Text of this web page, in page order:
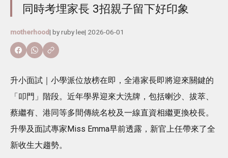
同時考埋家長 3招親子留下好印象
motherhood| byruby lee| 2026-06-01
升小面試｜小學派位放榜在即，全港家長即將迎來關鍵的
「叩門」階段。近年學界迎來大洗牌，包括喇沙、拔萃、
蔡繼有、港同等多間傳統名校及一線直資相繼更換校長。
升學及面試專家Miss Emma早前透露，新官上任帶來了全
新收生大趨勢。